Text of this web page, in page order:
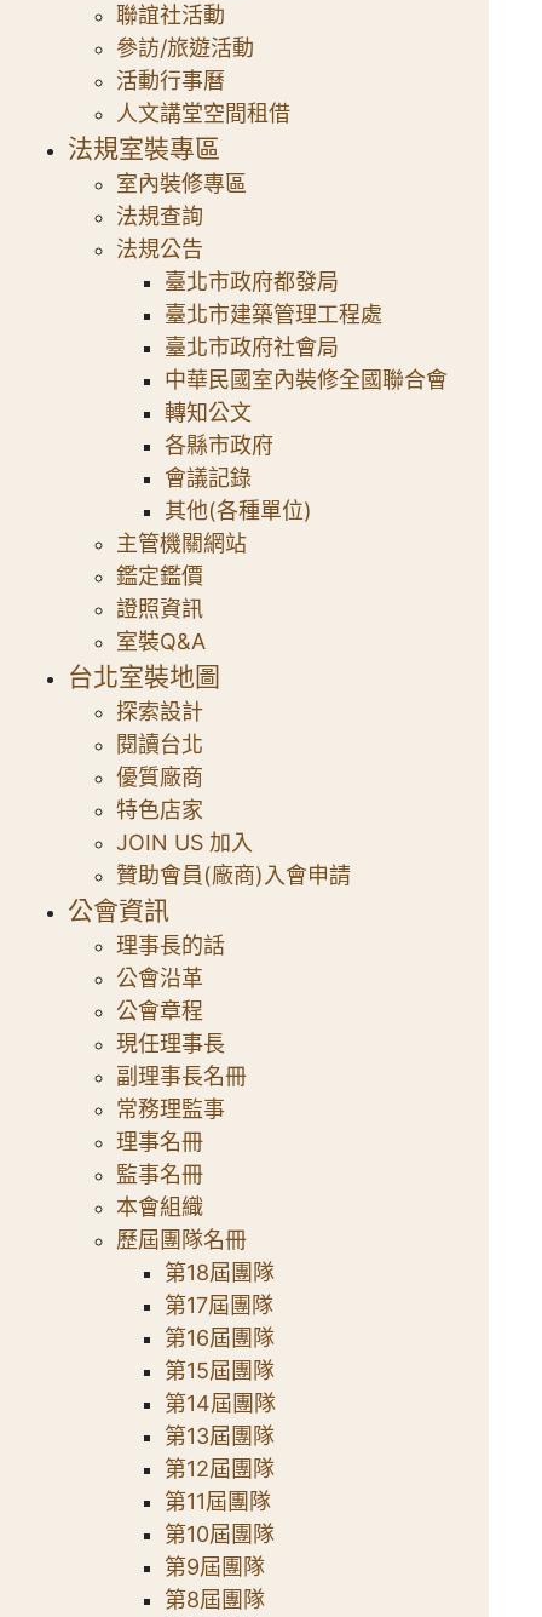
聯誼社活動
參訪/旅遊活動
活動行事曆
人文講堂空間租借
法規室裝專區
室內裝修專區
法規查詢
法規公告
臺北市政府都發局
臺北市建築管理工程處
臺北市政府社會局
中華民國室內裝修全國聯合會
轉知公文
各縣市政府
會議記錄
其他(各種單位)
主管機關網站
鑑定鑑價
證照資訊
室裝Q&A
台北室裝地圖
探索設計
閱讀台北
優質廠商
特色店家
JOIN US 加入
贊助會員(廠商)入會申請
公會資訊
理事長的話
公會沿革
公會章程
現任理事長
副理事長名冊
常務理監事
理事名冊
監事名冊
本會組織
歷屆團隊名冊
第18屆團隊
第17屆團隊
第16屆團隊
第15屆團隊
第14屆團隊
第13屆團隊
第12屆團隊
第11屆團隊
第10屆團隊
第9屆團隊
第8屆團隊